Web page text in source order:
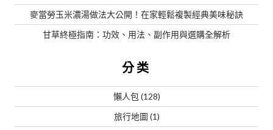
麥當勞玉米濃湯做法大公開！在家輕鬆複製經典美味秘訣
甘草終極指南：功效、用法、副作用與選購全解析
分类
懶人包 (128)
旅行地圖 (1)